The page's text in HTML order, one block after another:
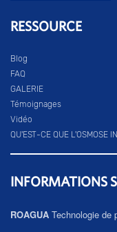
RESSOURCE
Blog
FAQ
GALERIE
Témoignages
Vidéo
QU'EST-CE QUE L'OSMOSE
INFORMATIONS
ROAGUA Technologie de